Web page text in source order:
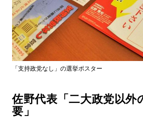
「支持政党なし」の選挙ポスター
佐野代表「二大政党以外
要」